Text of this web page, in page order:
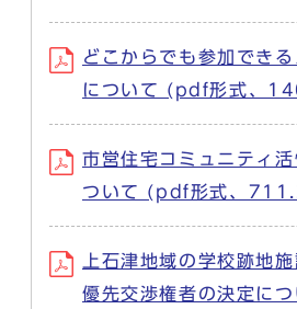
どこからでも参加でき
について (pdf形式、
市営住宅コミュニティ
ついて (pdf形式、
上石津地域の学校跡地
優先交渉権者の決定に